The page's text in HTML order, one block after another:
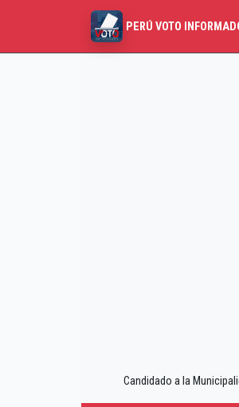
PERÚ VOTO
Candidado a la